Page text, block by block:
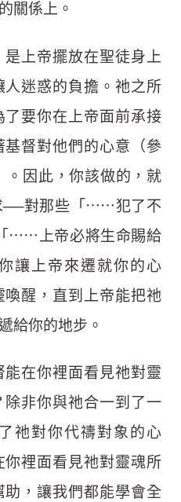
關係上。
上帝擺放在聖徒身上
迷惑的負擔。祂之所
要你在上帝面前承接
督對他們的心意（參
。因此，你該做的，就
──對那些「⋯⋯犯了不
⋯⋯上帝必將生命賜給
讓上帝來遷就你的心
醒，直到上帝能把祂
給你的地步。
在你裡面看見祂對靈
非你與祂合一到了一
祂對你代禱對象的心
裡面看見祂對靈魂所
，讓我們都能學會全